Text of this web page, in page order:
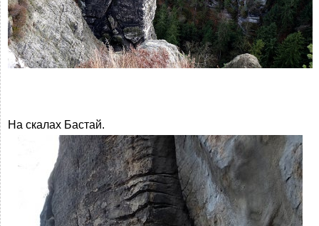
На скалах Бастай.